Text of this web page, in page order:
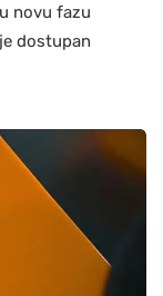
novu fazu
dostupan